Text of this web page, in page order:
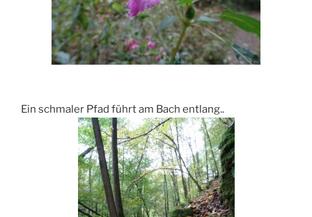
Ein schmaler Pfad führt am Bach entlang..